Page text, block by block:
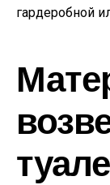
гардеробной